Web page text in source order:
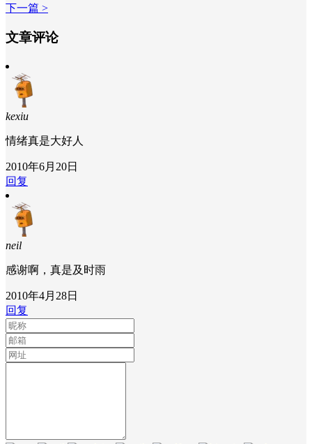
下一篇 >
文章评论
kexiu
情绪真是大好人
2010年6月20日
回复
neil
感谢啊，真是及时雨
2010年4月28日
回复